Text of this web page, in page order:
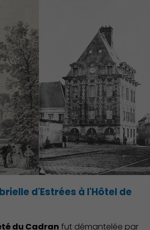
d'Estrées à l'Hôtel de
du Cadran fut démantelée par